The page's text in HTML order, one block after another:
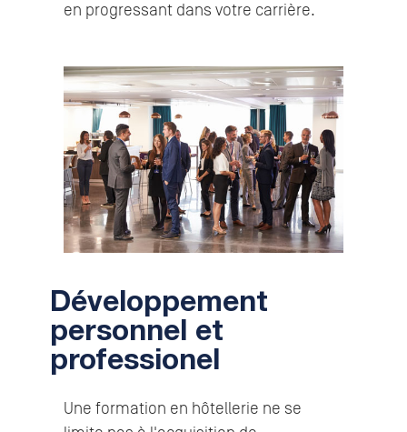
en progressant dans votre carrière.
Développement
personnel et
professionel
Une formation en hôtellerie ne se